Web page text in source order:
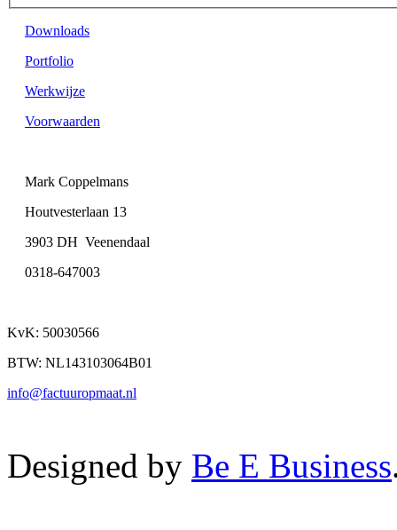
Downloads
Portfolio
Werkwijze
Voorwaarden
Mark Coppelmans
Houtvesterlaan 13
3903 DH Veenendaal
0318-647003
KvK: 50030566
BTW: NL143103064B01
info@factuuropmaat.nl
Designed by Be E Business